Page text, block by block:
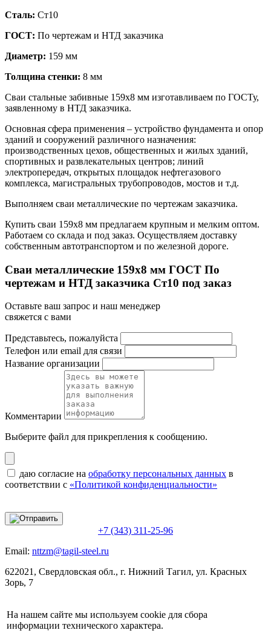
Сталь: Ст10
ГОСТ: По чертежам и НТД заказчика
Диаметр: 159 мм
Толщина стенки: 8 мм
Сваи стальные забивные 159х8 мм изготавливаем по ГОСТу,
заявленному в НТД заказчика.
Основная сфера применения – устройство фундамента и опор
зданий и сооружений различного назначения:
производственных цехов, общественных и жилых зданий,
спортивных и развлекательных центров; линий
электропередач, открытых площадок нефтегазового
комплекса, магистральных трубопроводов, мостов и т.д.
Выполняем сваи металлические по чертежам заказчика.
Купить сваи 159х8 мм предлагаем крупным и мелким оптом.
Работаем со склада и под заказ. Осуществляем доставку
собственным автотранспортом и по железной дороге.
Сваи металлические 159x8 мм ГОСТ По
чертежам и НТД заказчика Ст10 под заказ
Оставьте ваш запрос и наш менеджер
свяжется с вами
Представьтесь, пожалуйста
Телефон или email для связи
Название организации
Комментарии
Выберите файл для прикрепления к сообщению.
даю согласие на обработку персональных данных в
соответствии с «Политикой конфиденциальности»
+7 (343) 311-25-96
Email: nttzm@tagil-steel.ru
622021, Свердловская обл., г. Нижний Тагил, ул. Красных
Зорь, 7
На нашем сайте мы используем cookie для сбора
информации технического характера.